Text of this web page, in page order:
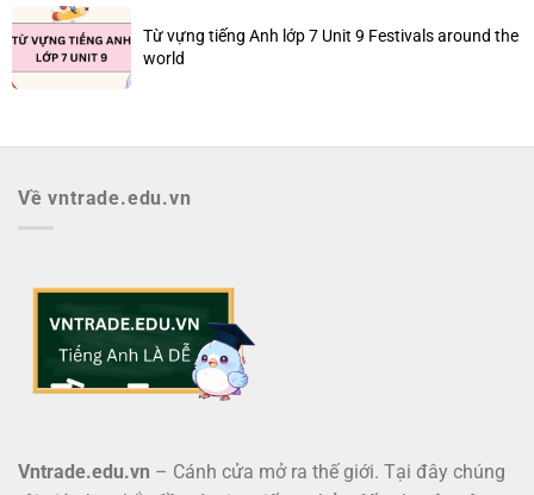
Từ vựng tiếng Anh lớp 7 Unit 9 Festivals around the
world
Về vntrade.edu.vn
Vntrade.edu.vn – Cánh cửa mở ra thế giới. Tại đây chúng